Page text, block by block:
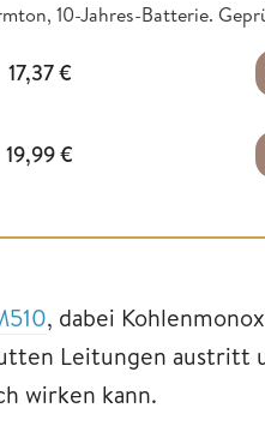
10-Jahres-Batterie.
17,37€
19,99€
, dabei
Leitungen austritt
wirken kann.